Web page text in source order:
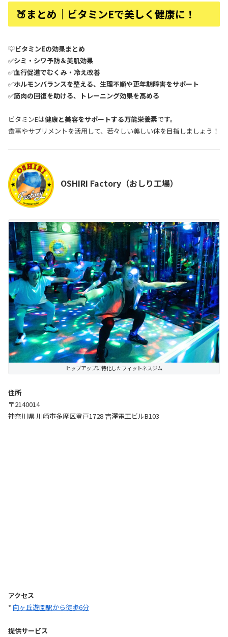
🍑まとめ｜ビタミンEで美しく健康に！
💡ビタミンEの効果まとめ
✅シミ・シワ予防＆美肌効果
✅血行促進でむくみ・冷え改善
✅ホルモンバランスを整える、生理不順や更年期障害をサポート
✅筋肉の回復を助ける、トレーニング効果を高める
ビタミンEは健康と美容をサポートする万能栄養素です。
食事やサプリメントを活用して、若々しい美しい体を目指しましょう！
OSHIRI Factory（おしり工場）
ヒップアップに特化したフィットネスジム
住所
〒2140014
神奈川県 川崎市多摩区登戸1728 吉澤電工ビルB103
アクセス
* 向ヶ丘遊園駅から徒歩6分
提供サービス